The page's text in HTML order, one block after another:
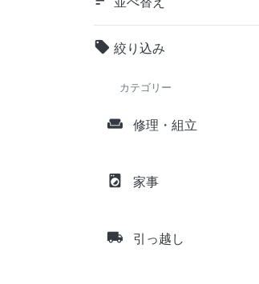
local_offer 絞り込み
カテゴリー
weekend 修理・組立
local_laundry_service 家事
local_shipping 引っ越し